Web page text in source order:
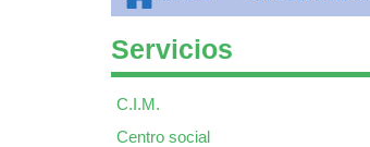
Servicios
C.I.M.
Centro social